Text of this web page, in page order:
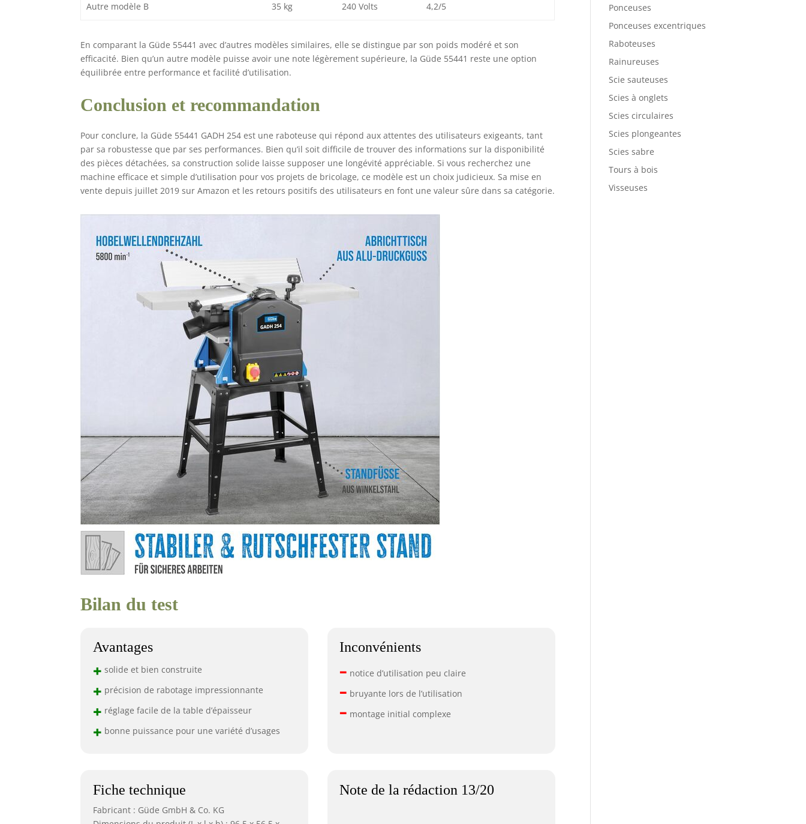
Autre modèle B 35 kg 240 Volts 4,2/5
En comparant la Güde 55441 avec d’autres modèles similaires, elle se distingue par son poids modéré et son
efficacité. Bien qu’un autre modèle puisse avoir une note légèrement supérieure, la Güde 55441 reste une option
équilibrée entre performance et facilité d’utilisation.
Conclusion et recommandation
Pour conclure, la Güde 55441 GADH 254 est une raboteuse qui répond aux attentes des utilisateurs exigeants, tant
par sa robustesse que par ses performances. Bien qu’il soit difficile de trouver des informations sur la disponibilité
des pièces détachées, sa construction solide laisse supposer une longévité appréciable. Si vous recherchez une
machine efficace et simple d’utilisation pour vos projets de bricolage, ce modèle est un choix judicieux. Sa mise en
vente depuis juillet 2019 sur Amazon et les retours positifs des utilisateurs en font une valeur sûre dans sa catégorie.
Bilan du test
Avantages
+ solide et bien construite
+ précision de rabotage impressionnante
+ réglage facile de la table d’épaisseur
+ bonne puissance pour une variété d’usages
Inconvénients
– notice d’utilisation peu claire
– bruyante lors de l’utilisation
– montage initial complexe
Fiche technique
Fabricant : Güde GmbH & Co. KG
Note de la rédaction 13/20
Ponceuses
Ponceuses excentriques
Raboteuses
Rainureuses
Scie sauteuses
Scies à onglets
Scies circulaires
Scies plongeantes
Scies sabre
Tours à bois
Visseuses